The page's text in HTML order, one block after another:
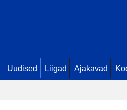
Uudised Liigad Ajakavad
. Lauri Kuktalu (
Kardo Liinjärv (